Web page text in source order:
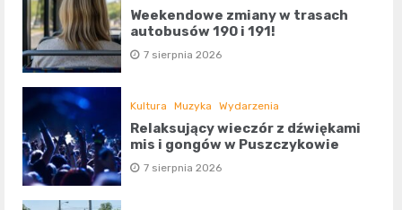
Weekendowe zmiany w trasach
autobusów 190 i 191!
7 sierpnia 2026
Kultura Muzyka Wydarzenia
Relaksujący wieczór z dźwiękami
mis i gongów w Puszczykowie
7 sierpnia 2026